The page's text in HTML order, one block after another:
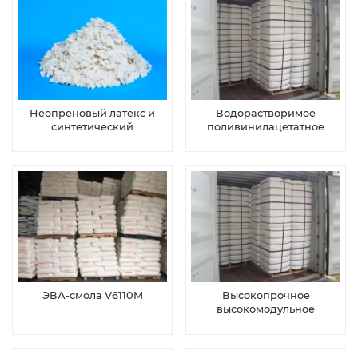
Неопреновый латекс и
синтетический
Водорастворимое
поливинилацетатное
ЭВА-смола V6110M
Высокопрочное
высокомодульное